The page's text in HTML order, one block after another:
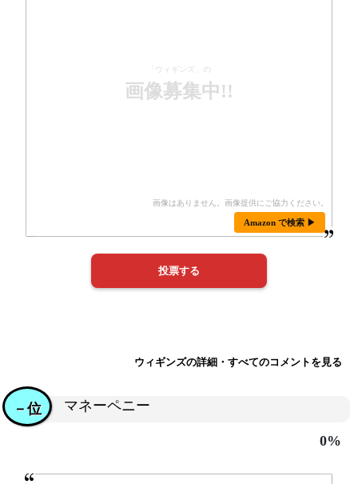
「ウィギンズ」の
画像募集中!!
Amazon で検索 ▶
ウィギンズの詳細・すべてのコメントを見る
マネーペニー
－位
0%